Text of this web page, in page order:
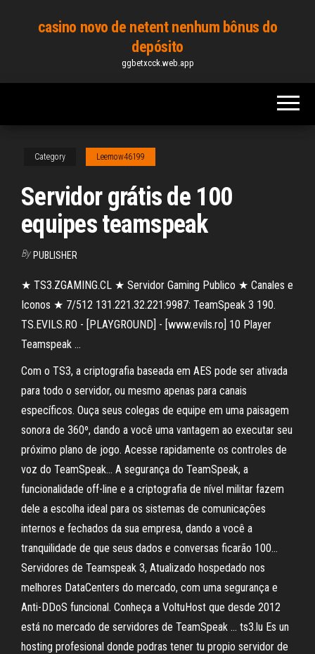
casino novo de netent nenhum bônus do
depósito
ggbetxcck.web.app
Category Leemow46199
Servidor grátis de 100
equipes teamspeak
By PUBLISHER
★ TS3.ZGAMING.CL ★ Servidor Gaming Publico ★ Canales e
Iconos ★ 7/512 131.221.32.221:9987: TeamSpeak 3 190.
TS.EVILS.RO - [PLAYGROUND] - [www.evils.ro] 10 Player
Teamspeak …
Com o TS3, a criptografia baseada em AES pode ser ativada
para todo o servidor, ou mesmo apenas para canais
específicos. Ouça seus colegas de equipe em uma paisagem
sonora de 360º, dando a você uma vantagem ao executar seu
próximo plano de jogo. Acesse rapidamente os controles de
voz do TeamSpeak… A segurança do TeamSpeak, a
funcionalidade off-line e a criptografia de nível militar fazem
dele a escolha ideal para os sistemas de comunicações
internos e fechados da sua empresa, dando a você a
tranquilidade de que seus dados e conversas ficarão 100…
Servidores de Teamspeak 3, Atualizado hospedado nos
melhores DataCenters do mercado, com uma segurança e
Anti-DDoS funcional. Conheça a VoltuHost que desde 2012
está no mercado de servidores de TeamSpeak … ts3.lu Es un
hosting profesional donde podras tener tu propio servidor de